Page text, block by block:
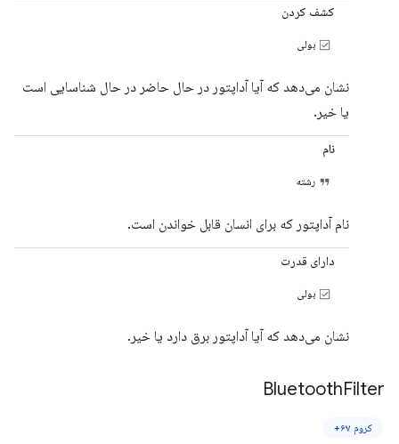
کشف کردن
بولی
نشان می‌دهد که آیا آداپتور در حال حاضر در حال شناسایی است
یا خیر.
نام
رشته
نام آداپتور که برای انسان قابل خواندن است.
دارای قدرت
بولی
نشان می‌دهد که آیا آداپتور برق دارد یا خیر.
BluetoothFilter
کروم ۶۷+